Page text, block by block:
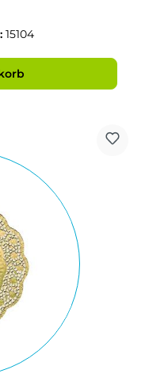
15104